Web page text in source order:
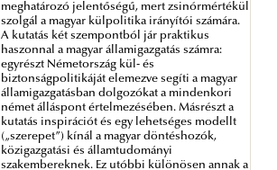
meghatározó jelentőségű, mert zsinórmértékül
szolgál a magyar külpolitika irányítói számára.
A kutatás két szempontból jár praktikus
haszonnal a magyar államigazgatás számra:
egyrészt Németország kül- és
biztonságpolitikáját elemezve segíti a magyar
államigazgatásban dolgozókat a mindenkori
német álláspont értelmezésében. Másrészt a
kutatás inspirációt és egy lehetséges modellt
(„szerepet”) kínál a magyar döntéshozók,
közigazgatási és államtudományi
szakembereknek. Ez utóbbi különösen annak a